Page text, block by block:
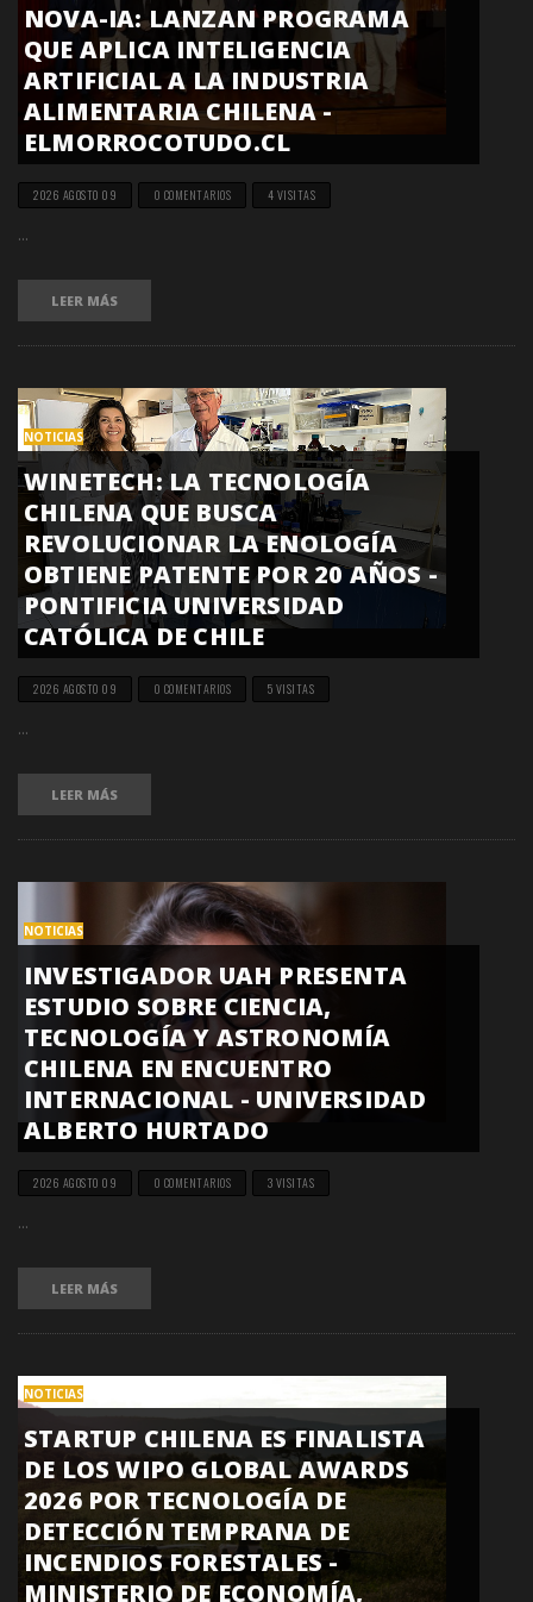
NOVA-IA: LANZAN PROGRAMA
QUE APLICA INTELIGENCIA
ARTIFICIAL A LA INDUSTRIA
ALIMENTARIA CHILENA -
ELMORROCOTUDO.CL
2026 AGOSTO 09 0 COMENTARIOS 4 VISITAS
...
LEER MÁS
NOTICIAS
WINETECH: LA TECNOLOGÍA
CHILENA QUE BUSCA
REVOLUCIONAR LA ENOLOGÍA
OBTIENE PATENTE POR 20 AÑOS -
PONTIFICIA UNIVERSIDAD
CATÓLICA DE CHILE
2026 AGOSTO 09 0 COMENTARIOS 5 VISITAS
...
LEER MÁS
NOTICIAS
INVESTIGADOR UAH PRESENTA
ESTUDIO SOBRE CIENCIA,
TECNOLOGÍA Y ASTRONOMÍA
CHILENA EN ENCUENTRO
INTERNACIONAL - UNIVERSIDAD
ALBERTO HURTADO
2026 AGOSTO 09 0 COMENTARIOS 3 VISITAS
...
LEER MÁS
NOTICIAS
STARTUP CHILENA ES FINALISTA
DE LOS WIPO GLOBAL AWARDS
2026 POR TECNOLOGÍA DE
DETECCIÓN TEMPRANA DE
INCENDIOS FORESTALES -
MINISTERIO DE ECONOMÍA,